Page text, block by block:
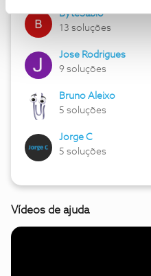
ByteSábio
13 soluções
Jose Rodrigues
9 soluções
Bruno Aleixo
5 soluções
Jorge C
5 soluções
Vídeos de ajuda